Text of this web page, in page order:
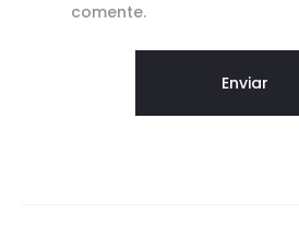
comente.